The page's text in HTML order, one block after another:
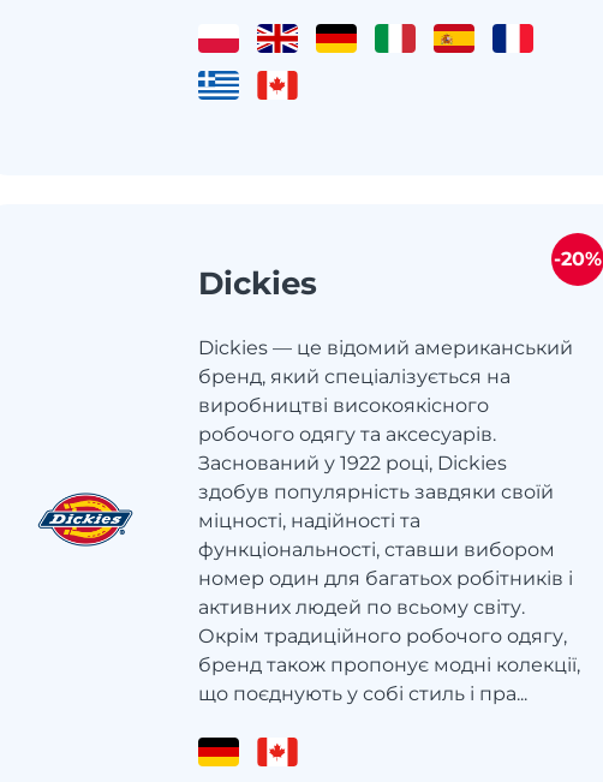
Dickies
Dickies — це відомий американський
бренд, який спеціалізується на
виробництві високоякісного
робочого одягу та аксесуарів.
Заснований у 1922 році, Dickies
здобув популярність завдяки своїй
міцності, надійності та
функціональності, ставши вибором
номер один для багатьох робітників і
активних людей по всьому світу.
Окрім традиційного робочого одягу,
бренд також пропонує модні колекції,
що поєднують у собі стиль і пра...
-20%